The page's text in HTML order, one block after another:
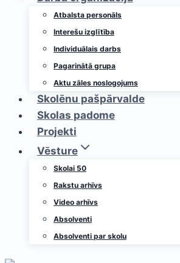
Atbalsta personāls
Interešu izglītība
Individuālais darbs
Pagarinātā grupa
Aktu zāles noslogojums
Skolēnu pašpārvalde
Skolas padome
Projekti
Vēsture
Skolai 50
Rakstu arhīvs
Video arhīvs
Absolventi
Absolventi par skolu